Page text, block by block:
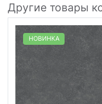
Другие товары
НОВИНКА